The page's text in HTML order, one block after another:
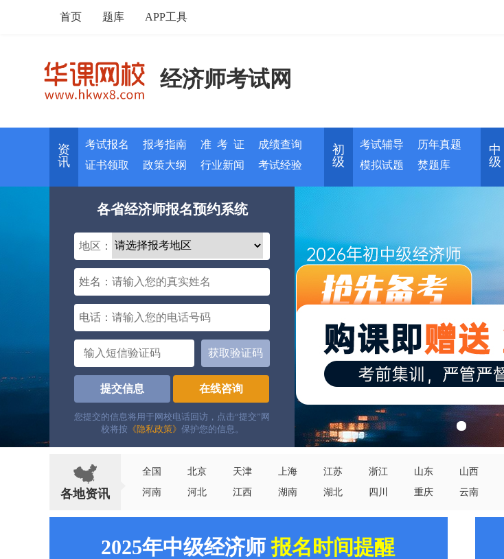
首页 题库 APP工具
经济师考试网
资
讯
考试报名 报考指南 准 考 证
成绩查询
证书领取
政策大纲 行业新闻 考试经验
初
级
考试辅导
历年真题
模拟试题
焚题库
中
级
各省经济师报名预约系统
地区：
姓名：
电话：
获取验证码
提交信息 在线咨询
您提交的信息将用于网校电话回访，点击“提交”网
校将按 《隐私政策》 保护您的信息。
各地资讯
全国 北京 天津 上海 江苏 浙江 山东 山西
河南
河北 江西 湖南 湖北 四川 重庆 云南
2025年中级经济师报名时间提醒